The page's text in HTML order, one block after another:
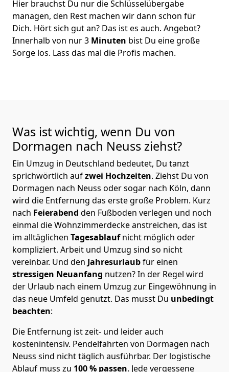
Hier brauchst Du nur die Schlüsselübergabe
managen, den Rest machen wir dann schon für
Dich. Hört sich gut an? Das ist es auch. Angebot?
Innerhalb von nur 3 Minuten bist Du eine große
Sorge los. Lass das mal die Profis machen.
Was ist wichtig, wenn Du von
Dormagen nach Neuss ziehst?
Ein Umzug in Deutschland bedeutet, Du tanzt
sprichwörtlich aufzwei Hochzeiten. Ziehst Du von
Dormagen nach Neuss oder sogar nach Köln, dann
wird die Entfernung das erste große Problem. Kurz
nach Feierabend den Fußboden verlegen und noch
einmal die Wohnzimmerdecke anstreichen, das ist
im alltäglichen Tagesablaufnicht möglich oder
kompliziert. Arbeit und Umzug sind so nicht
vereinbar. Und den Jahresurlaubfür einen
stressigen Neuanfang nutzen? In der Regel wird
der Urlaub nach einem Umzug zur Eingewöhnung in
das neue Umfeld genutzt. Das musst Du unbedingt
beachten:
Die Entfernung ist zeit- und leider auch
kostenintensiv. Pendelfahrten von Dormagen nach
Neuss sind nicht täglich ausführbar. Der logistische
Ablauf muss zu 100 % passen. Jede vergessene